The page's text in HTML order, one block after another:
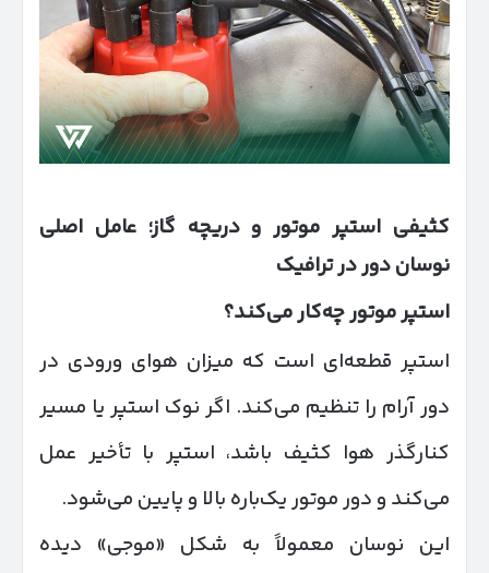
کثیفی استپر موتور و دریچه گاز؛ عامل اصلی
نوسان دور در ترافیک
استپر موتور چه‌کار می‌کند؟
استپر قطعه‌ای است که میزان هوای ورودی در
دور آرام را تنظیم می‌کند. اگر نوک استپر یا مسیر
کنارگذر هوا کثیف باشد، استپر با تأخیر عمل
می‌کند و دور موتور یک‌باره بالا و پایین می‌شود.
این نوسان معمولاً به شکل «موجی» دیده